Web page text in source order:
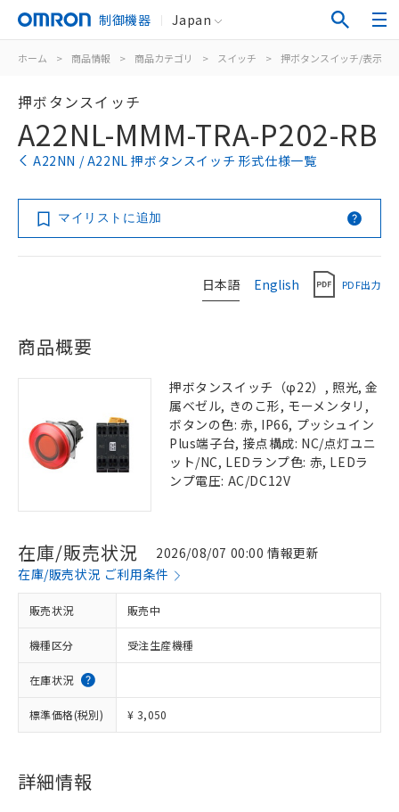
制御機器 Japan
ホーム > 商品情報 > 商品カテゴリ > スイッチ > 押ボタンスイッチ/表示灯
押ボタンスイッチ
A22NL-MMM-TRA-P202-RB
A22NN / A22NL 押ボタンスイッチ 形式仕様一覧
マイリストに追加
日本語 English PDF出力
商品概要
押ボタンスイッチ（φ22）, 照光, 金
属ベゼル, きのこ形, モーメンタリ,
ボタンの色: 赤, IP66, プッシュイン
Plus端子台, 接点構成: NC/点灯ユニ
ット/NC, LEDランプ色: 赤, LEDラ
ンプ電圧: AC/DC12V
在庫/販売状況
2026/08/07 00:00 情報更新
在庫/販売状況 ご利用条件
販売状況 販売中
機種区分 受注生産機種
在庫状況
標準価格(税別) ¥ 3,050
詳細情報